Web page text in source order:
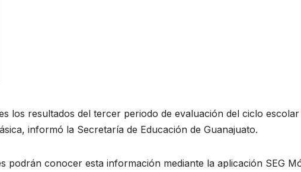
los resultados del tercer periodo de evaluación del ciclo escolar
informó la Secretaría de Educación de Guanajuato.
podrán conocer esta información mediante la aplicación SEG